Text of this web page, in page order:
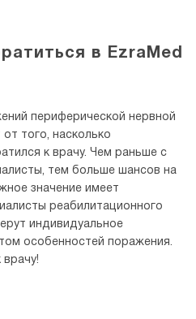
в EzraMed
периферической нервной
того, насколько
к врачу. Чем раньше с
тем больше шансов на
значение имеет
реабилитационного
индивидуальное
особенностей поражения.
врачу!